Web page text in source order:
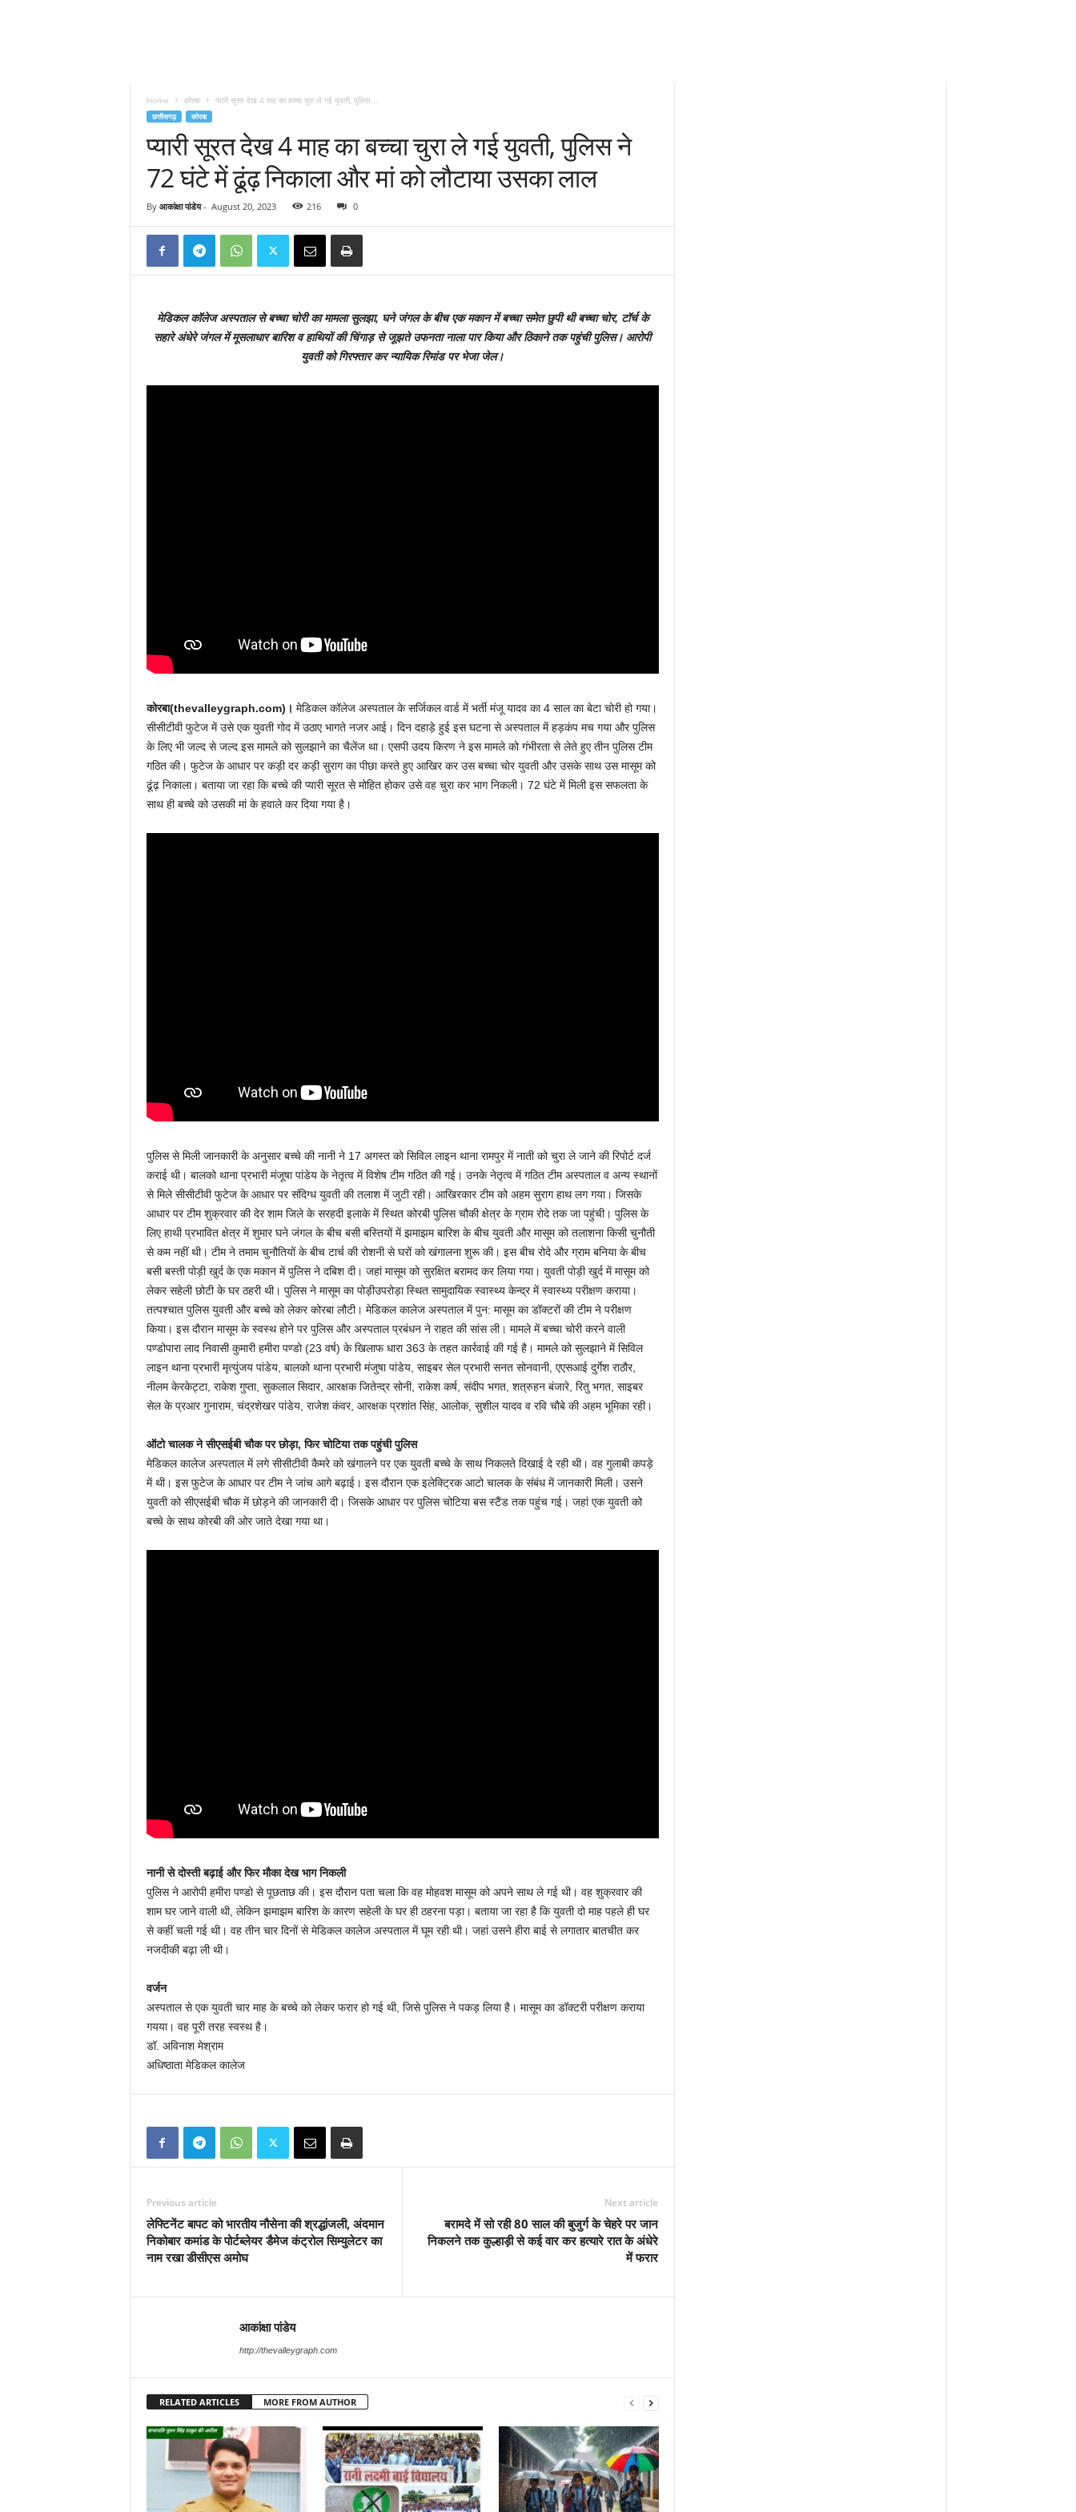
Home कोरबा प्यारी सूरत देख 4 माह का बच्चा चुरा ले गई युवती, पुलिस...
छत्तीसगढ़ कोरबा
प्यारी सूरत देख 4 माह का बच्चा चुरा ले गई युवती, पुलिस ने
72 घंटे में ढूंढ़ निकाला और मां को लौटाया उसका लाल
By आकांक्षा पांडेय- August 20, 2023 216 0
मेडिकल कॉलेज अस्पताल से बच्चा चोरी का मामला सुलझा, घने जंगल के बीच एक मकान में बच्चा समेत छुपी थी बच्चा चोर, टॉर्च के
सहारे अंधेरे जंगल में मूसलाधार बारिश व हाथियों की चिंगाड़ से जूझते उफनता नाला पार किया और ठिकाने तक पहुंची पुलिस। आरोपी
युवती को गिरफ्तार कर न्यायिक रिमांड पर भेजा जेल।
कोरबा(thevalleygraph.com)। मेडिकल कॉलेज अस्पताल के सर्जिकल वार्ड में भर्ती मंजू यादव का 4 साल का बेटा चोरी हो गया।
सीसीटीवी फुटेज में उसे एक युवती गोद में उठाए भागते नजर आई। दिन दहाड़े हुई इस घटना से अस्पताल में हड़कंप मच गया और पुलिस
के लिए भी जल्द से जल्द इस मामले को सुलझाने का चैलेंज था। एसपी उदय किरण ने इस मामले को गंभीरता से लेते हुए तीन पुलिस टीम
गठित की। फुटेज के आधार पर कड़ी दर कड़ी सुराग का पीछा करते हुए आखिर कर उस बच्चा चोर युवती और उसके साथ उस मासूम को
ढूंढ़ निकाला। बताया जा रहा कि बच्चे की प्यारी सूरत से मोहित होकर उसे वह चुरा कर भाग निकली। 72 घंटे में मिली इस सफलता के
साथ ही बच्चे को उसकी मां के हवाले कर दिया गया है।
पुलिस से मिली जानकारी के अनुसार बच्चे की नानी ने 17 अगस्त को सिविल लाइन थाना रामपुर में नाती को चुरा ले जाने की रिपोर्ट दर्ज
कराई थी। बालको थाना प्रभारी मंजूषा पांडेय के नेतृत्व में विशेष टीम गठित की गई। उनके नेतृत्व में गठित टीम अस्पताल व अन्य स्थानों
से मिले सीसीटीवी फुटेज के आधार पर संदिग्ध युवती की तलाश में जुटी रही। आखिरकार टीम को अहम सुराग हाथ लग गया। जिसके
आधार पर टीम शुक्रवार की देर शाम जिले के सरहदी इलाके में स्थित कोरबी पुलिस चौकी क्षेत्र के ग्राम रोदे तक जा पहुंची। पुलिस के
लिए हाथी प्रभावित क्षेत्र में शुमार घने जंगल के बीच बसी बस्तियों में झमाझम बारिश के बीच युवती और मासूम को तलाशना किसी चुनौती
से कम नहीं थी। टीम ने तमाम चुनौतियों के बीच टार्च की रोशनी से घरों को खंगालना शुरू की। इस बीच रोदे और ग्राम बनिया के बीच
बसी बस्ती पोड़ी खुर्द के एक मकान में पुलिस ने दबिश दी। जहां मासूम को सुरक्षित बरामद कर लिया गया। युवती पोड़ी खुर्द में मासूम को
लेकर सहेली छोटी के घर ठहरी थी। पुलिस ने मासूम का पोड़ीउपरोड़ा स्थित सामुदायिक स्वास्थ्य केन्द्र में स्वास्थ्य परीक्षण कराया।
तत्पश्चात पुलिस युवती और बच्चे को लेकर कोरबा लौटी। मेडिकल कालेज अस्पताल में पुन: मासूम का डॉक्टरों की टीम ने परीक्षण
किया। इस दौरान मासूम के स्वस्थ होने पर पुलिस और अस्पताल प्रबंधन ने राहत की सांस ली। मामले में बच्चा चोरी करने वाली
पण्डोपारा लाद निवासी कुमारी हमीरा पण्डो (23 वर्ष) के खिलाफ धारा 363 के तहत कार्रवाई की गई है। मामले को सुलझाने में सिविल
लाइन थाना प्रभारी मृत्युंजय पांडेय, बालको थाना प्रभारी मंजुषा पांडेय, साइबर सेल प्रभारी सनत सोनवानी, एएसआई दुर्गेश राठौर,
नीलम केरकेट्टा, राकेश गुप्ता, सुकलाल सिदार, आरक्षक जितेन्द्र सोनी, राकेश कर्ष, संदीप भगत, शत्रुहन बंजारे, रितु भगत, साइबर
सेल के प्रआर गुनाराम, चंद्रशेखर पांडेय, राजेश कंवर, आरक्षक प्रशांत सिंह, आलोक, सुशील यादव व रवि चौबे की अहम भूमिका रही।
ऑटो चालक ने सीएसईबी चौक पर छोड़ा, फिर चोटिया तक पहुंची पुलिस
मेडिकल कालेज अस्पताल में लगे सीसीटीवी कैमरे को खंगालने पर एक युवती बच्चे के साथ निकलते दिखाई दे रही थी। वह गुलाबी कपड़े
में थी। इस फुटेज के आधार पर टीम ने जांच आगे बढ़ाई। इस दौरान एक इलेक्ट्रिक आटो चालक के संबंध में जानकारी मिली। उसने
युवती को सीएसईबी चौक में छोड़ने की जानकारी दी। जिसके आधार पर पुलिस चोटिया बस स्टैंड तक पहुंच गई। जहां एक युवती को
बच्चे के साथ कोरबी की ओर जाते देखा गया था।
नानी से दोस्ती बढ़ाई और फिर मौका देख भाग निकली
पुलिस ने आरोपी हमीरा पण्डो से पूछताछ की। इस दौरान पता चला कि वह मोहवश मासूम को अपने साथ ले गई थी। वह शुक्रवार की
शाम घर जाने वाली थी, लेकिन झमाझम बारिश के कारण सहेली के घर ही ठहरना पड़ा। बताया जा रहा है कि युवती दो माह पहले ही घर
से कहीं चली गई थी। वह तीन चार दिनों से मेडिकल कालेज अस्पताल में घूम रही थी। जहां उसने हीरा बाई से लगातार बातचीत कर
नजदीकी बढ़ा ली थी।
वर्जन
अस्पताल से एक युवती चार माह के बच्चे को लेकर फरार हो गई थी, जिसे पुलिस ने पकड़ लिया है। मासूम का डॉक्टरी परीक्षण कराया
गयया। वह पूरी तरह स्वस्थ है।
डॉ. अविनाश मेश्राम
अधिष्ठाता मेडिकल कालेज
Previous article
लेफ्टिनेंट बापट को भारतीय नौसेना की श्रद्धांजली, अंदमान
निकोबार कमांड के पोर्टब्लेयर डैमेज कंट्रोल सिम्युलेटर का
नाम रखा डीसीएस अमोघ
Next article
बरामदे में सो रही 80 साल की बुजुर्ग के चेहरे पर जान
निकलने तक कुल्हाड़ी से कई वार कर हत्यारे रात के अंधेरे
में फरार
आकांक्षा पांडेय
http://thevalleygraph.com
RELATED ARTICLES MORE FROM AUTHOR